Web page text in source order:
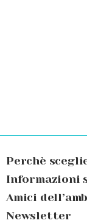
Perchè
Informazioni
Amici
Newsletter